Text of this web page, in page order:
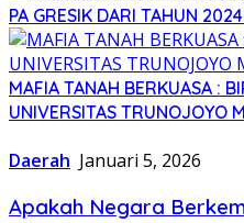
PA GRESIK DARI TAHUN
MAFIA TANAH BERKUASA :
UNIVERSITAS TRUNOJOYO
Daerah Januari 5, 2026
Apakah Negara